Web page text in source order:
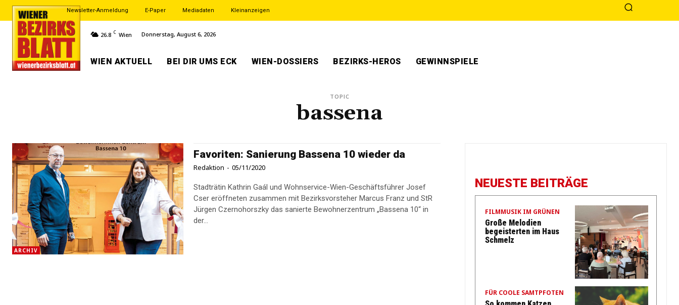
Newsletter-Anmeldung E-Paper Mediadaten Kleinanzeigen
26.8 C Wien Donnerstag, August 6, 2026
WIEN AKTUELL BEI DIR UMS ECK WIEN-DOSSIERS BEZIRKS-HEROS GEWINNSPIELE
TOPIC
bassena
ARCHIV
Favoriten: Sanierung Bassena 10 wieder da
Redaktion - 05/11/2020
Stadträtin Kathrin Gaál und Wohnservice-Wien-Geschäftsführer Josef
Cser eröffneten zusammen mit Bezirksvorsteher Marcus Franz und StR
Jürgen Czernohorszky das sanierte Bewohnerzentrum „Bassena 10“ in
der...
NEUESTE BEITRÄGE
FILMMUSIK IM GRÜNEN
Große Melodien
begeisterten im Haus
Schmelz
FÜR COOLE SAMTPFOTEN